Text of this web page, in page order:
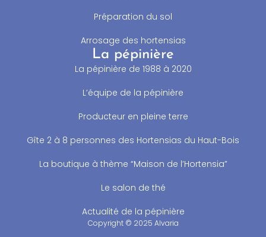
Préparation du sol
Arrosage des hortensias
La pépinière
La pépinière de 1988 à 2020
L’équipe de la pépinière
Producteur en pleine terre
Gîte 2 à 8 personnes des Hortensias du Haut-Bois
La boutique à thème “Maison de l’Hortensia”
Le salon de thé
Actualité de la pépinière
Copyright © 2025 Alvaria